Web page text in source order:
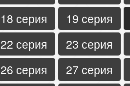
18 серия
19 серия
22 серия
23 серия
26 серия
27 серия